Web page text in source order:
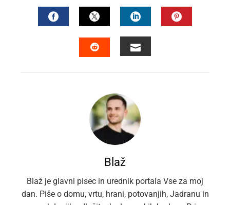
FACEBOOKTWITTERLINKEDIN
Blaž
Blaž je glavni pisec in urednik portala Vse za moj
dan. Piše o domu, vrtu, hrani, potovanjih, Jadranu in